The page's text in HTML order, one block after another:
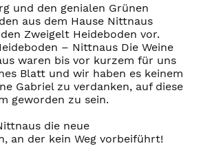
und den genialen Grünen
aus dem Hause Nittnaus
Zweigelt Heideboden vor.
– Nittnaus Die Weine
waren bis vor kurzem für uns
Blatt und wir haben es keinem
Gabriel zu verdanken, auf diese
geworden zu sein.
die neue
an der kein Weg vorbeiführt!